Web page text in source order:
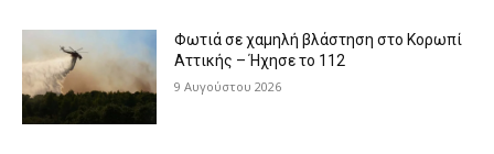
Φωτιά σε χαμηλή βλάστηση στο Κορωπί
Αττικής – Ήχησε το 112
9 Αυγούστου 2026